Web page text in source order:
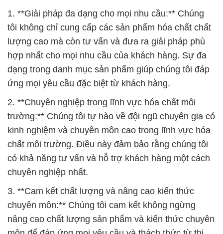
1. **Giải pháp đa dạng cho mọi nhu cầu:** Chúng
tôi không chỉ cung cấp các sản phẩm hóa chất chất
lượng cao mà còn tư vấn và đưa ra giải pháp phù
hợp nhất cho mọi nhu cầu của khách hàng. Sự đa
dạng trong danh mục sản phẩm giúp chúng tôi đáp
ứng mọi yêu cầu đặc biệt từ khách hàng.
2. **Chuyên nghiệp trong lĩnh vực hóa chất môi
trường:** Chúng tôi tự hào về đội ngũ chuyên gia có
kinh nghiệm và chuyên môn cao trong lĩnh vực hóa
chất môi trường. Điều này đảm bảo rằng chúng tôi
có khả năng tư vấn và hỗ trợ khách hàng một cách
chuyên nghiệp nhất.
3. **Cam kết chất lượng và nâng cao kiến thức
chuyên môn:** Chúng tôi cam kết không ngừng
nâng cao chất lượng sản phẩm và kiến thức chuyên